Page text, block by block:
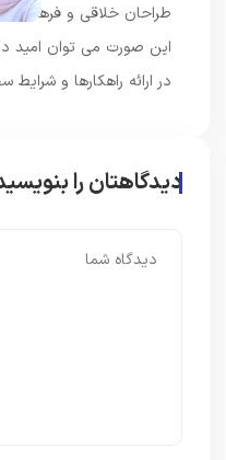
طراحان خلاقی و فرهنگ پیشرو
این صورت می توان امید داشت
در ارائه راهکارها و شرایط سخت
دیدگاهتان را بنویسید